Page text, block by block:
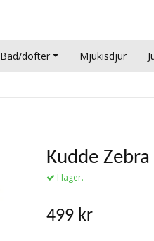
Bad/dofter Mjukisdjur
Kudde
I lager.
499 kr